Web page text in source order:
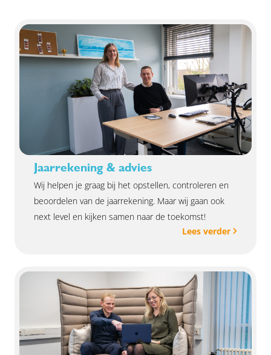
Jaarrekening & advies
Wij helpen je graag bij het opstellen, controleren en
beoordelen van de jaarrekening. Maar wij gaan ook
next level en kijken samen naar de toekomst!
Lees verder